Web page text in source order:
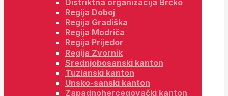
Distriktna organizacija Brčko
Regija Doboj
Regija Gradiška
Regija Modriča
Regija Prijedor
Regija Zvornik
Srednjobosanski kanton
Tuzlanski kanton
Unsko-sanski kanton
Zapadnohercegovački kanton